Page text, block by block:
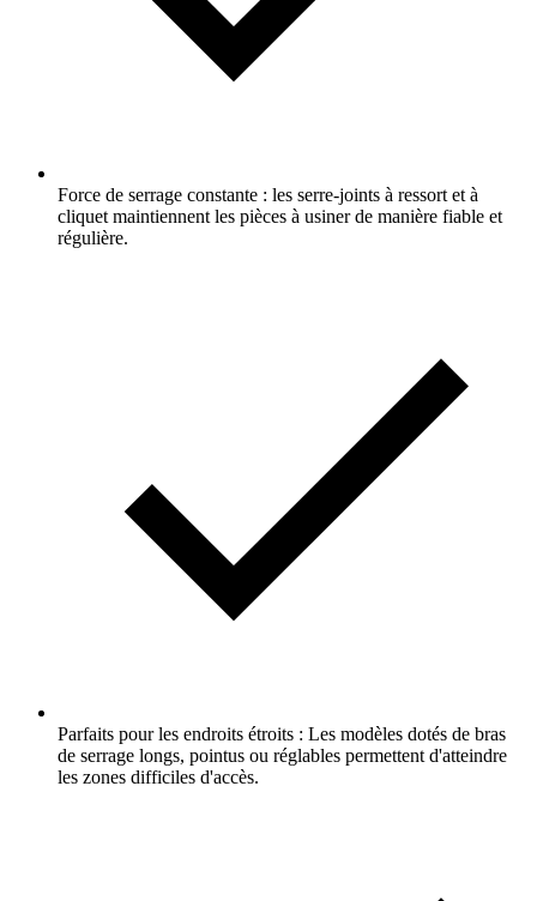
Force de serrage constante : les serre-joints à ressort et à
cliquet maintiennent les pièces à usiner de manière fiable et
régulière.
Parfaits pour les endroits étroits : Les modèles dotés de bras
de serrage longs, pointus ou réglables permettent d'atteindre
les zones difficiles d'accès.